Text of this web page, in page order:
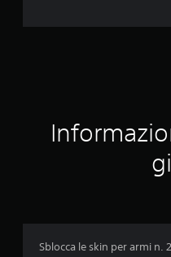
Sblocca le skin per armi n.